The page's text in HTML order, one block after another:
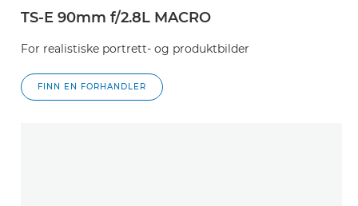
TS-E 90mm f/2.8L MACRO
For realistiske portrett- og produktbilder
FINN EN FORHANDLER